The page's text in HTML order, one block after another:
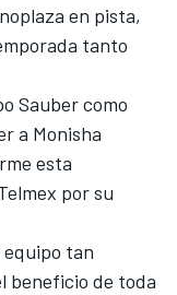
en pista,
tanto
Sauber como
a Monisha
esta
por su
tan
beneficio de toda